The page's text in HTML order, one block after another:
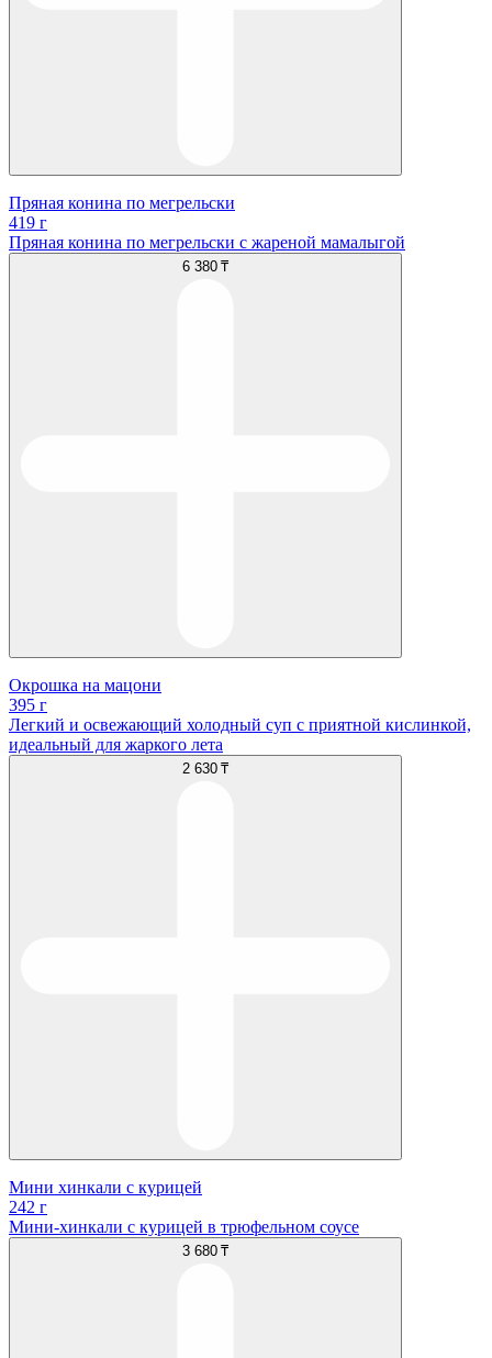
Пряная конина по мегрельски
419 г
Пряная конина по мегрельски с жареной мамалыгой
6 380 ₸
Окрошка на мацони
395 г
Легкий и освежающий холодный суп с приятной кислинкой,
идеальный для жаркого лета
2 630 ₸
Мини хинкали с курицей
242 г
Мини-хинкали с курицей в трюфельном соусе
3 680 ₸